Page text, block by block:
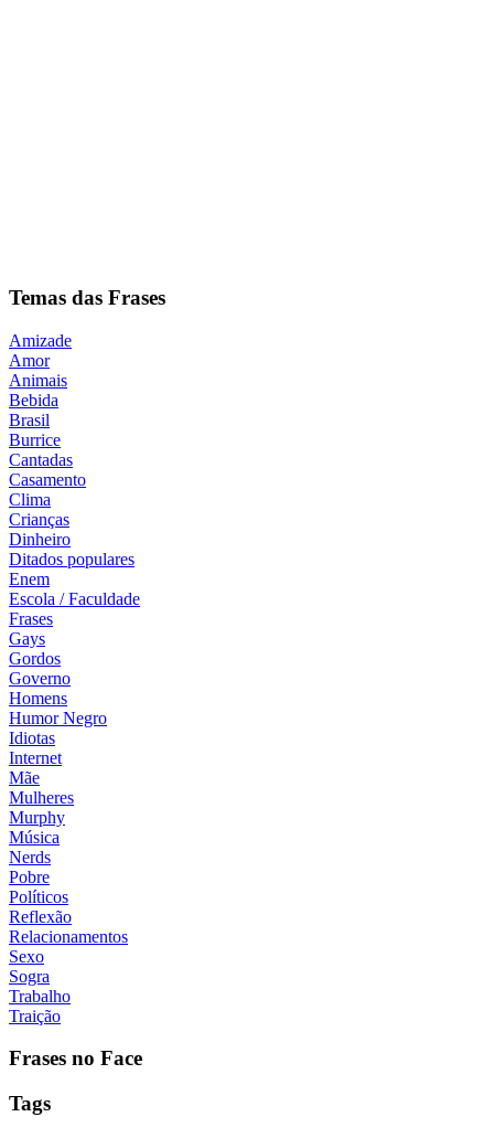
Temas das Frases
Amizade
Amor
Animais
Bebida
Brasil
Burrice
Cantadas
Casamento
Clima
Crianças
Dinheiro
Ditados populares
Enem
Escola / Faculdade
Frases
Gays
Gordos
Governo
Homens
Humor Negro
Idiotas
Internet
Mãe
Mulheres
Murphy
Música
Nerds
Pobre
Políticos
Reflexão
Relacionamentos
Sexo
Sogra
Trabalho
Traição
Frases no Face
Tags